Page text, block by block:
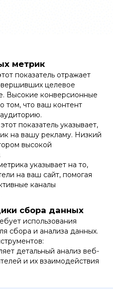
метрик
показатель отражает
целевое
Высокие конверсионные
том, что ваш контент
показатель указывает,
на вашу рекламу. Низкий
высокой
указывает на то,
на ваш сайт, помогая
каналы
сбора данных
использования
сбора и анализа данных.
детальный анализ веб-
и их взаимодействия